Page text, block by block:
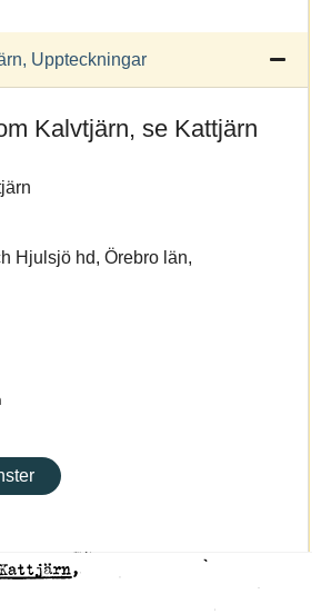
Uppteckningar
Kalvtjärn, se Kattjärn
Hjulsjö hd, Örebro län,